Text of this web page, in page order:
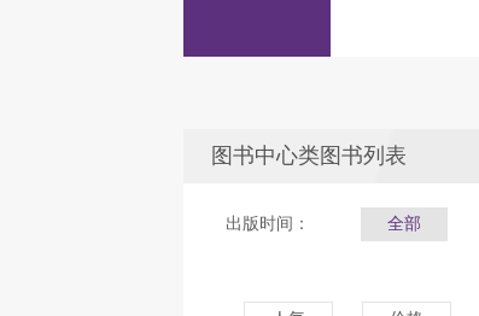
图书中心类图书列表
出版时间： 全部